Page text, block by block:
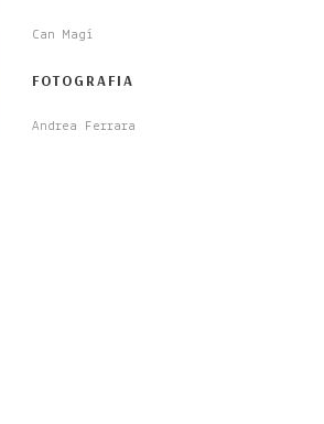
Can Magí
FOTOGRAFIA
Andrea Ferrara